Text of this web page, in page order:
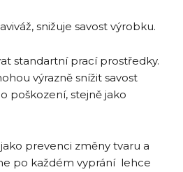
snižuje savost výrobku.
standartní prací prostředky.
výrazně snížit savost
poškození, stejně jako
prevenci změny tvaru a
po každém vyprání lehce